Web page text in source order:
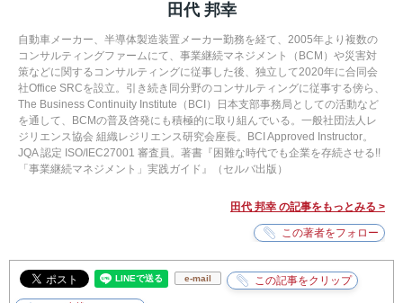
田代 邦幸
自動車メーカー、半導体製造装置メーカー勤務を経て、2005年より複数の
コンサルティングファームにて、事業継続マネジメント（BCM）や災害対
策などに関するコンサルティングに従事した後、独立して2020年に合同会
社Office SRCを設立。引き続き同分野のコンサルティングに従事する傍ら、
The Business Continuity Institute（BCI）日本支部事務局としての活動など
を通して、BCMの普及啓発にも積極的に取り組んでいる。一般社団法人レ
ジリエンス協会 組織レジリエンス研究会座長。BCI Approved Instructor。
JQA 認定 ISO/IEC27001 審査員。著書『困難な時代でも企業を存続させる!!
「事業継続マネジメント」実践ガイド』（セルバ出版）
田代 邦幸 の記事をもっとみる >
e-mail